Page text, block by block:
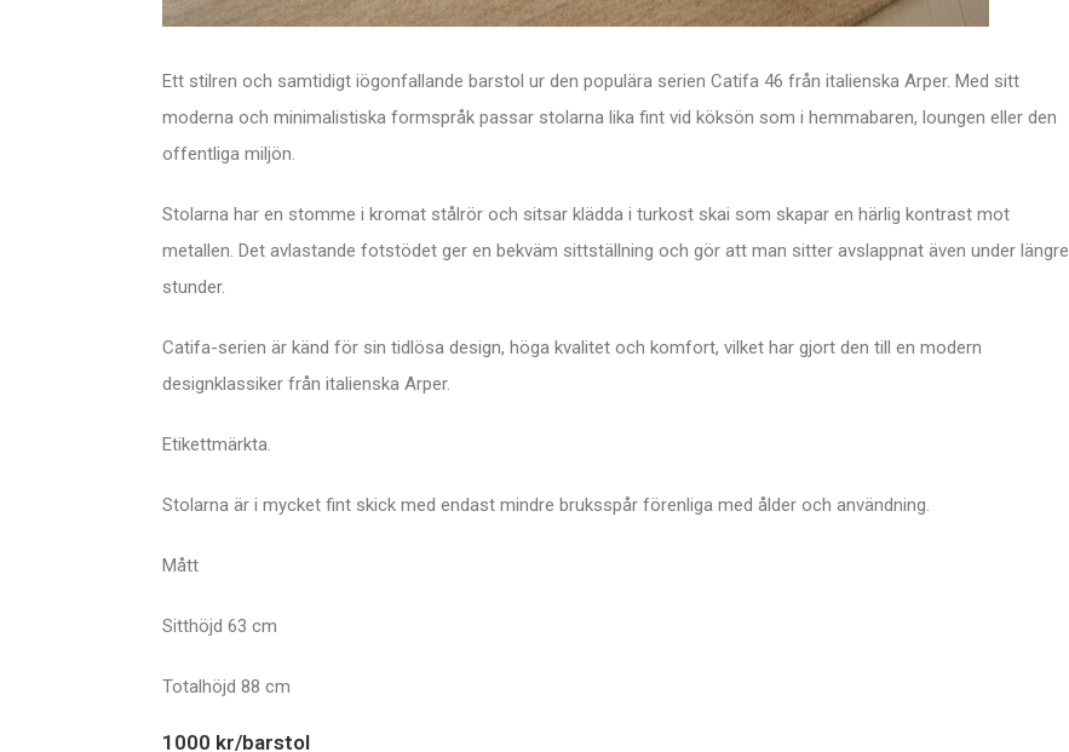
Ett stilren och samtidigt iögonfallande barstol ur den populära serien Catifa 46 från italienska Arper. Med sitt
moderna och minimalistiska formspråk passar stolarna lika fint vid köksön som i hemmabaren, loungen eller den
offentliga miljön.
Stolarna har en stomme i kromat stålrör och sitsar klädda i turkost skai som skapar en härlig kontrast mot
metallen. Det avlastande fotstödet ger en bekväm sittställning och gör att man sitter avslappnat även under längre
stunder.
Catifa-serien är känd för sin tidlösa design, höga kvalitet och komfort, vilket har gjort den till en modern
designklassiker från italienska Arper.
Etikettmärkta.
Stolarna är i mycket fint skick med endast mindre bruksspår förenliga med ålder och användning.
Mått
Sitthöjd 63 cm
Totalhöjd 88 cm
1000 kr/barstol